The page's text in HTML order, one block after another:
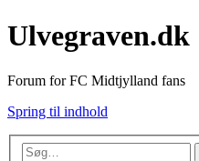
Ulvegraven.dk
Forum for FC Midtjylland fans
Spring til indhold